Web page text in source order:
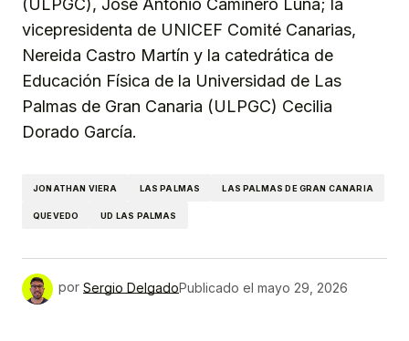
(ULPGC), José Antonio Caminero Luna; la
vicepresidenta de UNICEF Comité Canarias,
Nereida Castro Martín y la catedrática de
Educación Física de la Universidad de Las
Palmas de Gran Canaria (ULPGC) Cecilia
Dorado García.
JONATHAN VIERA LAS PALMAS LAS PALMAS DE GRAN CANARIA
QUEVEDO UD LAS PALMAS
por Sergio DelgadoPublicado el mayo 29, 2026